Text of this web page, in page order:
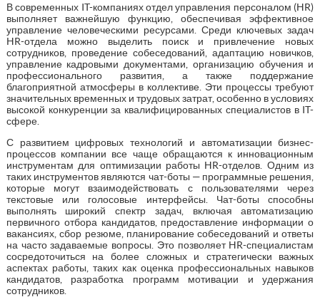
В современных IT-компаниях отдел управления персоналом (HR)
выполняет важнейшую функцию, обеспечивая эффективное
управление человеческими ресурсами. Среди ключевых задач
HR-отдела можно выделить поиск и привлечение новых
сотрудников, проведение собеседований, адаптацию новичков,
управление кадровыми документами, организацию обучения и
профессионального развития, а также поддержание
благоприятной атмосферы в коллективе. Эти процессы требуют
значительных временных и трудовых затрат, особенно в условиях
высокой конкуренции за квалифицированных специалистов в IT-
сфере.
С развитием цифровых технологий и автоматизации бизнес-
процессов компании все чаще обращаются к инновационным
инструментам для оптимизации работы HR-отделов. Одним из
таких инструментов являются чат-боты — программные решения,
которые могут взаимодействовать с пользователями через
текстовые или голосовые интерфейсы. Чат-боты способны
выполнять широкий спектр задач, включая автоматизацию
первичного отбора кандидатов, предоставление информации о
вакансиях, сбор резюме, планирование собеседований и ответы
на часто задаваемые вопросы. Это позволяет HR-специалистам
сосредоточиться на более сложных и стратегически важных
аспектах работы, таких как оценка профессиональных навыков
кандидатов, разработка программ мотивации и удержания
сотрудников.